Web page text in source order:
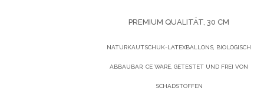
PREMIUM QUALITÄT, 30 CM
NATURKAUTSCHUK-LATEXBALLONS, BIOLOGISCH
ABBAUBAR, CE WARE, GETESTET UND FREI VON
SCHADSTOFFEN